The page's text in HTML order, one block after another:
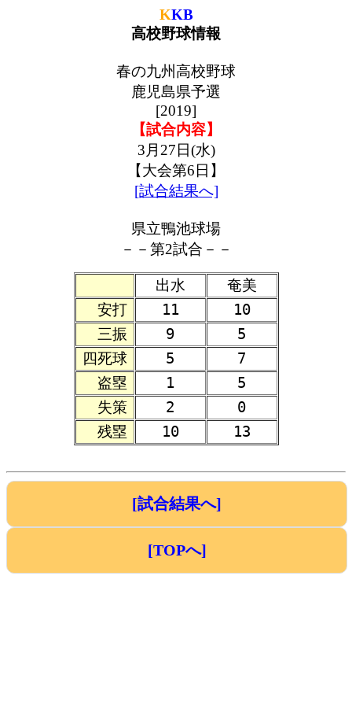
KKB
高校野球情報
春の九州高校野球
鹿児島県予選
[2019]
【試合内容】
3月27日(水)
【大会第6日】
[試合結果へ]
県立鴨池球場
－－第2試合－－
出水
奄美
安打
11
10
三振
9
5
四死球
5
7
盗塁
1
5
失策
2
0
残塁
10 13
[試合結果へ]
[TOPへ]